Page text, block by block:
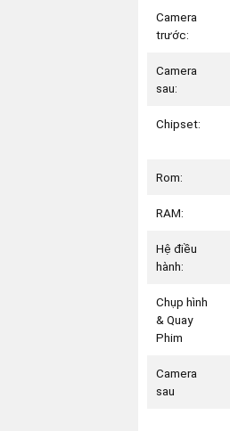
Camera
trước:
Camera
sau:
Chipset:
Rom:
RAM:
Hệ điều
hành:
Chụp hình
& Quay
Phim
Camera
sau